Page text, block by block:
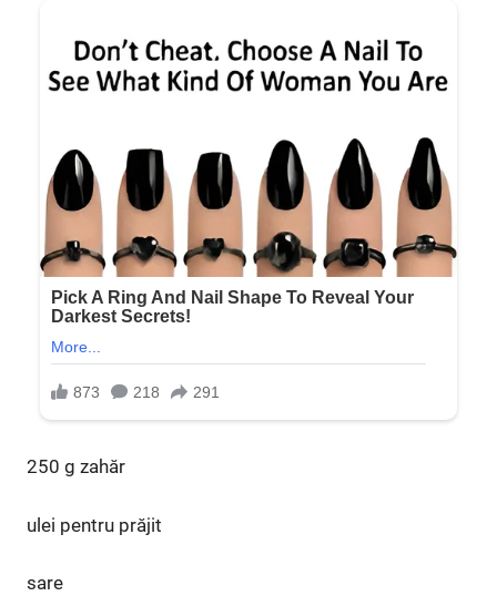
250 g zahăr
ulei pentru prăjit
sare